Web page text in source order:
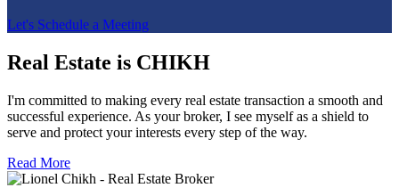
Let's Schedule a Meeting
Real Estate is CHIKH
I'm committed to making every real estate transaction a smooth and
successful experience. As your broker, I see myself as a shield to
serve and protect your interests every step of the way.
Read More